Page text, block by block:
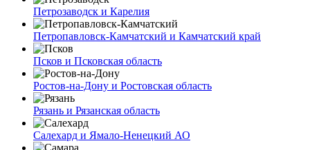
Петрозаводск и Карелия
Петропавловск-Камчатский и Камчатский край
Псков и Псковская область
Ростов-на-Дону и Ростовская область
Рязань и Рязанская область
Салехард и Ямало-Ненецкий АО